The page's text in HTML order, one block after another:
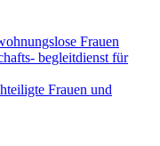
Frauen
begleitdienst für
Frauen und